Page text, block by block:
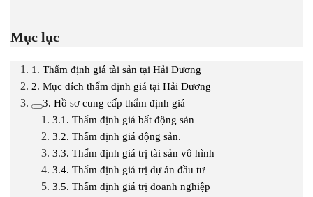
Mục lục
1. Thẩm định giá tài sản tại Hải Dương
2. Mục đích thẩm định giá tại Hải Dương
3. Hồ sơ cung cấp thẩm định giá
3.1. Thẩm định giá bất động sản
3.2. Thẩm định giá động sản.
3.3. Thẩm định giá trị tài sản vô hình
3.4. Thẩm định giá trị dự án đầu tư
3.5. Thẩm định giá trị doanh nghiệp